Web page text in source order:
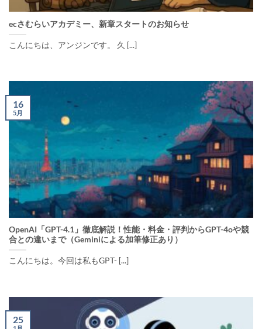
ecさむらいアカデミー、新章スタートのお知らせ
こんにちは、アンジンです。 久 [...]
OpenAI「GPT-4.1」徹底解説！性能・料金・評判からGPT-4oや競
合との違いまで（Geminiによる加筆修正あり）
こんにちは。今回は私もGPT- [...]
16
5月
25